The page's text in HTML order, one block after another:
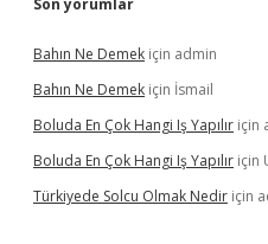
Son yorumlar
Bahın Ne Demek için admin
Bahın Ne Demek için İsmail
Boluda En Çok Hangi Iş Yapılır için
Boluda En Çok Hangi Iş Yapılır için
Türkiyede Solcu Olmak Nedir için